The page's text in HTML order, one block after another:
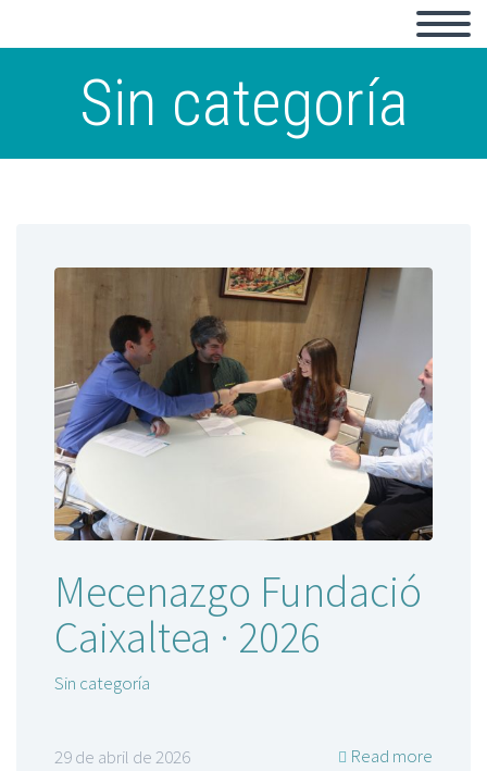
Sin categoría
Mecenazgo Fundació
Caixaltea · 2026
Sin categoría
29 de abril de 2026 Read more